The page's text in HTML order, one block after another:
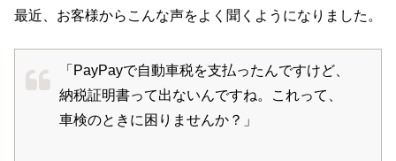
最近、お客様からこんな声をよく聞くようになりました。
「PayPayで自動車税を支払ったんですけど、
納税証明書って出ないんですね。これって、
車検のときに困りませんか？」